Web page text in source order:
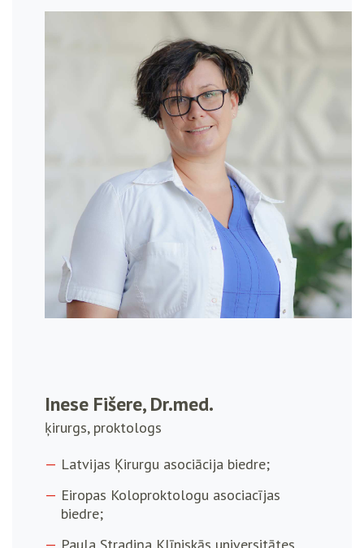
Inese Fišere, Dr.med.
ķirurgs, proktologs
Latvijas Ķirurgu asociācija biedre;
Eiropas Koloproktologu asociacījas
biedre;